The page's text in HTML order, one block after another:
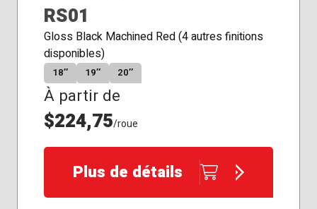
RS01
Gloss Black Machined Red (4 autres finitions
disponibles)
18″ 19″ 20″
À partir de
$224,75/roue
Plus de détails